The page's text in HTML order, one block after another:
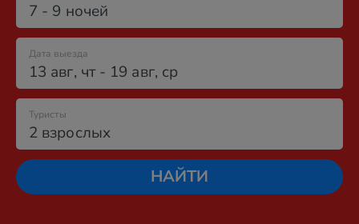
7 - 9 ночей
Дата выезда
13 авг, чт- 19 авг, ср
2 взрослых
Туристы
НАЙТИ